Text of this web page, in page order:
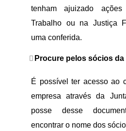
tenham ajuizado
Trabalho ou na Justiça
uma conferida.
Procure pelos sócios da
É possível ter acesso ao
empresa através da
posse desse
encontrar o nome dos